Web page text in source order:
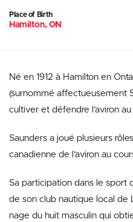
Place of Birth
Hamilton, ON
Né en 1912 à Hamilton en
(surnommé affectueusement
cultiver et défendre l’aviron au
Saunders a joué plusieurs
canadienne de l’aviron au
Sa participation dans le sport
de son club nautique local de
nage du huit masculin qui